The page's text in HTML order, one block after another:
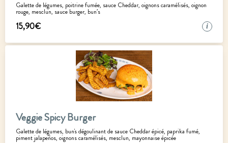
Galette de légumes, poitrine fumée, sauce Cheddar, oignons caramélisés, oignon
rouge, mesclun, sauce burger, bun’s
15,90€ i
Veggie Spicy Burger
Galette de légumes, bun's dégoulinant de sauce Cheddar épicé, paprika fumé,
piment jalapeños, oignons caramélisés, mesclun, mayonnaise épicée